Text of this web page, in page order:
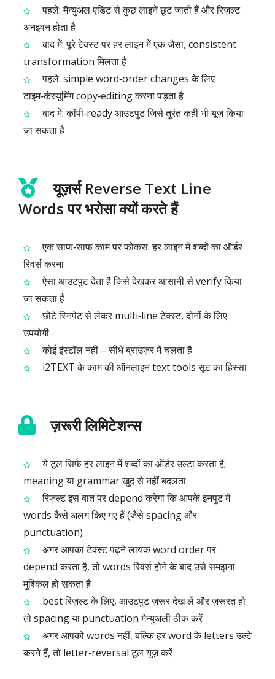
पहले: मैन्युअल एडिट से कुछ लाइनें छूट जाती हैं और रिज़ल्ट
अनइवन होता है
बाद में: पूरे टेक्स्ट पर हर लाइन में एक जैसा, consistent
transformation मिलता है
पहले: simple word‑order changes के लिए
टाइम‑कंस्यूमिंग copy‑editing करना पड़ता है
बाद में: कॉपी‑ready आउटपुट जिसे तुरंत कहीं भी यूज़ किया
जा सकता है
यूज़र्स Reverse Text Line
Words पर भरोसा क्यों करते हैं
एक साफ‑साफ काम पर फोकस: हर लाइन में शब्दों का ऑर्डर
रिवर्स करना
ऐसा आउटपुट देता है जिसे देखकर आसानी से verify किया
जा सकता है
छोटे स्निपेट से लेकर multi‑line टेक्स्ट, दोनों के लिए
उपयोगी
कोई इंस्टॉल नहीं – सीधे ब्राउज़र में चलता है
i2TEXT के काम की ऑनलाइन text tools सूट का हिस्सा
ज़रूरी लिमिटेशन्स
ये टूल सिर्फ हर लाइन में शब्दों का ऑर्डर उल्टा करता है;
meaning या grammar खुद से नहीं बदलता
रिज़ल्ट इस बात पर depend करेगा कि आपके इनपुट में
words कैसे अलग किए गए हैं (जैसे spacing और
punctuation)
अगर आपका टेक्स्ट पढ़ने लायक word order पर
depend करता है, तो words रिवर्स होने के बाद उसे समझना
मुश्किल हो सकता है
best रिज़ल्ट के लिए, आउटपुट ज़रूर देख लें और ज़रूरत हो
तो spacing या punctuation मैन्युअली ठीक करें
अगर आपको words नहीं, बल्कि हर word के letters उल्टे
करने हैं, तो letter‑reversal टूल यूज़ करें